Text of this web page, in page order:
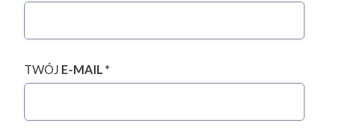
TWÓJ E-MAIL *